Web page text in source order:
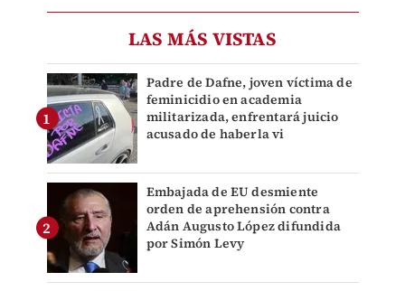
LAS MÁS VISTAS
Padre de Dafne, joven víctima de
feminicidio en academia
militarizada, enfrentará juicio
acusado de haberla vi
Embajada de EU desmiente
orden de aprehensión contra
Adán Augusto López difundida
por Simón Levy